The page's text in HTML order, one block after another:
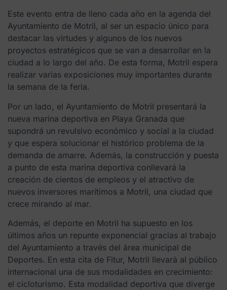
Este evento entra de lleno cada año en la agenda del
Ayuntamiento de Motril, al ser un espacio único para
destacar las virtudes y algunos de los nuevos
proyectos estratégicos que se van a desarrollar en la
ciudad a lo largo del año. De esta forma, Motril espera
realizar varias exposiciones muy importantes durante
la semana de la feria.
Por un lado, el Ayuntamiento de Motril presentará la
nueva marina deportiva en Playa Granada que
supondrá un revulsivo económico y social a la ciudad
y que espera solucionar el histórico problema de la
demanda de amarre. Además, la construcción y puesta
a punto de esta marina deportiva conllevará la
creación de cientos de empleos y el atractivo de
nuevos inversores marítimos a Motril, una ciudad que
crece mirando al mar.
Además, el deporte en Motril ha supuesto en los
últimos años un repunte exponencial gracias al trabajo
del Ayuntamiento a través del área municipal de
Deportes. En esta cita de Fitur, Motril llevará al público
internacional una de sus modalidades en crecimiento:
el cicloturismo. Esta modalidad deportiva que diverge